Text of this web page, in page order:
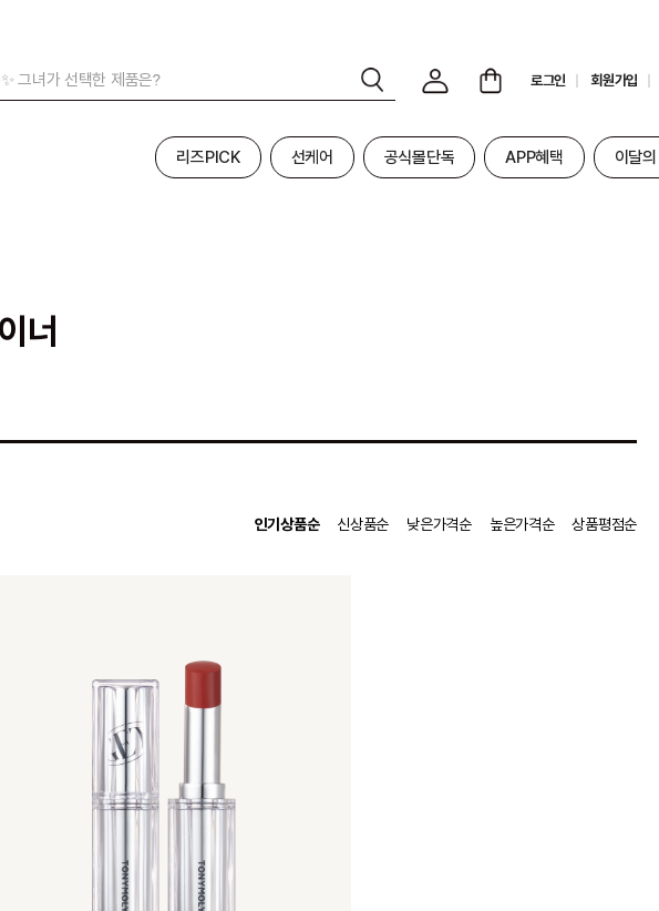
그녀가 선택한 제품은? 로그인 회원가입
리즈PICK 선케어 공식몰단독 APP혜택 이달
너
인기상품순 신상품순 낮은가격순 높은가격순 상품평점순